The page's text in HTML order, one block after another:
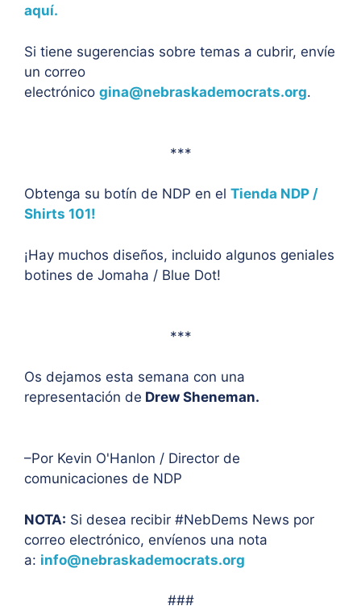
aquí.
Si tiene sugerencias sobre temas a cubrir, envíe
un correo
electrónico gina@nebraskademocrats.org.
***
Obtenga su botín de NDP en el Tienda NDP /
Shirts 101!
¡Hay muchos diseños, incluido algunos geniales
botines de Jomaha / Blue Dot!
***
Os dejamos esta semana con una
representación de Drew Sheneman.
–Por Kevin O'Hanlon / Director de
comunicaciones de NDP
NOTA: Si desea recibir #NebDems News por
correo electrónico, envíenos una nota
a: info@nebraskademocrats.org
###